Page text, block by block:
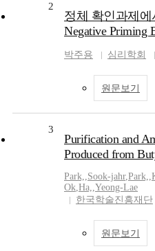
2
정체 확인과제에
Negative Priming
박주용 심리학회
원문보기
3
Purification and
Produced from
Park,,Sook-jahr,Park,,
Ok,Ha,,Yeong-Lae
한국학술진흥재단
원문보기